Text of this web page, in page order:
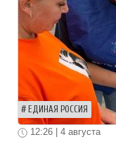
ЕДИНАЯ РОССИЯ
12:26 | 4 августа